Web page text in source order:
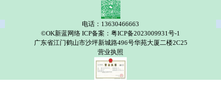
电话：13630466663
©OK新蓝网络 ICP备案：粤ICP备2023009931号-1
广东省江门鹤山市沙坪新城路496号华苑大厦二楼2C25
营业执照